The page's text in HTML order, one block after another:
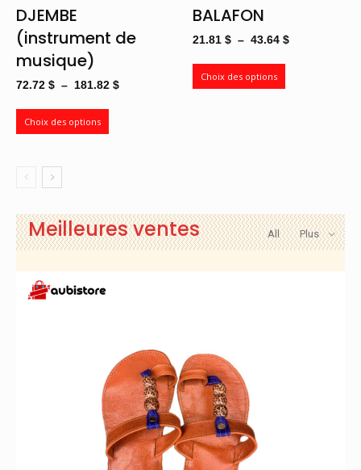
DJEMBE
(instrument de
musique)
72.72 $ – 181.82 $Plage
Choix des options
BALAFON
21.81 $ – 43.64 $Plage
Choix des options
Meilleures ventes All Plus